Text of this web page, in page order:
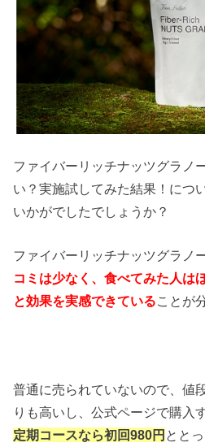
ファイバーリッチナッツグラノ
い？実施試してみた結果！につ
いかがでしたでしょうか？
ファイバーリッチナッツグラノ
コミは少なく、食べてみた人は
と効果を実感できていることが
普通に売られていないので、値
りも高いし、公式ページで購入
定期コースなら初回980円 とと